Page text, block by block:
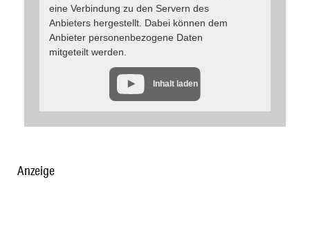
eine Verbindung zu den Servern des
Anbieters hergestellt. Dabei können dem
Anbieter personenbezogene Daten
mitgeteilt werden.
Inhalt laden
Anzeige